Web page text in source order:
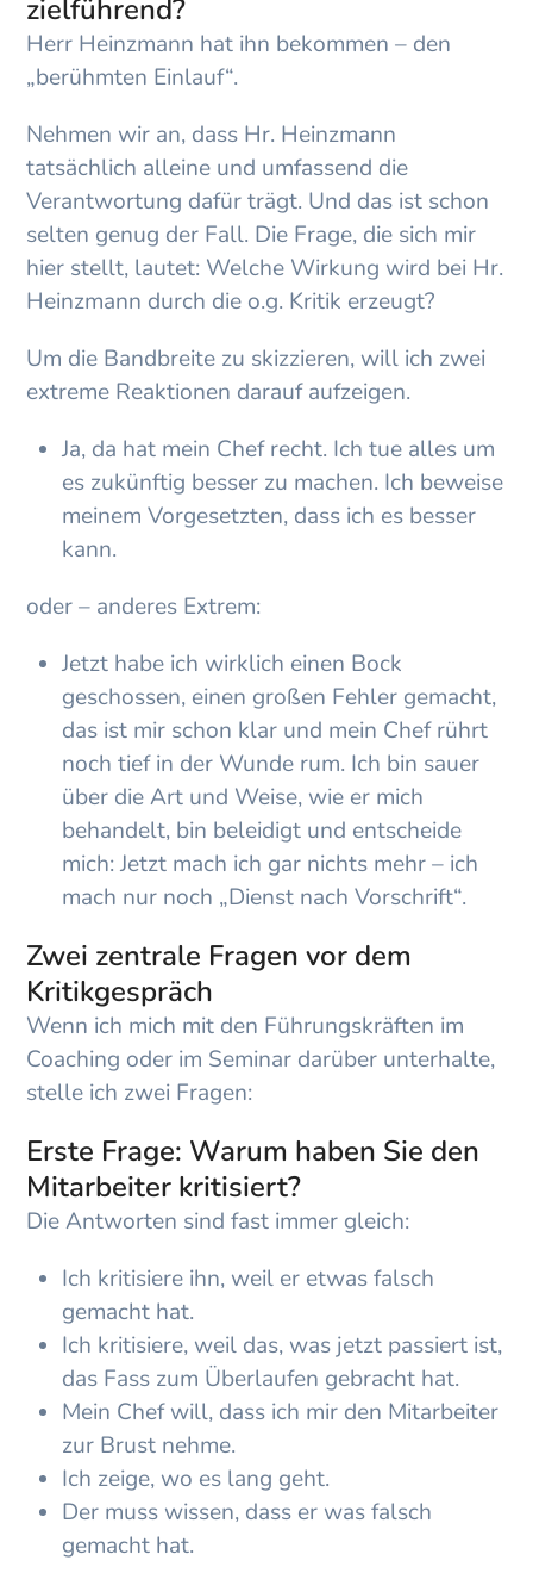
zielführend?
Herr Heinzmann hat ihn bekommen – den
„berühmten Einlauf“.
Nehmen wir an, dass Hr. Heinzmann
tatsächlich alleine und umfassend die
Verantwortung dafür trägt. Und das ist schon
selten genug der Fall. Die Frage, die sich mir
hier stellt, lautet: Welche Wirkung wird bei Hr.
Heinzmann durch die o.g. Kritik erzeugt?
Um die Bandbreite zu skizzieren, will ich zwei
extreme Reaktionen darauf aufzeigen.
Ja, da hat mein Chef recht. Ich tue alles um
es zukünftig besser zu machen. Ich beweise
meinem Vorgesetzten, dass ich es besser
kann.
oder – anderes Extrem:
Jetzt habe ich wirklich einen Bock
geschossen, einen großen Fehler gemacht,
das ist mir schon klar und mein Chef rührt
noch tief in der Wunde rum. Ich bin sauer
über die Art und Weise, wie er mich
behandelt, bin beleidigt und entscheide
mich: Jetzt mach ich gar nichts mehr – ich
mach nur noch „Dienst nach Vorschrift“.
Zwei zentrale Fragen vor dem
Kritikgespräch
Wenn ich mich mit den Führungskräften im
Coaching oder im Seminar darüber unterhalte,
stelle ich zwei Fragen:
Erste Frage: Warum haben Sie den
Mitarbeiter kritisiert?
Die Antworten sind fast immer gleich:
Ich kritisiere ihn, weil er etwas falsch
gemacht hat.
Ich kritisiere, weil das, was jetzt passiert ist,
das Fass zum Überlaufen gebracht hat.
Mein Chef will, dass ich mir den Mitarbeiter
zur Brust nehme.
Ich zeige, wo es lang geht.
Der muss wissen, dass er was falsch
gemacht hat.